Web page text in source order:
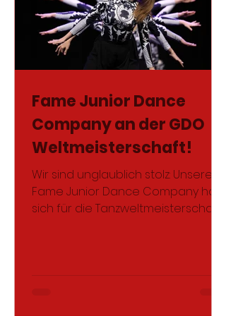
Fame Junior Dance
Company an der GDO
Weltmeisterschaft!
Wir sind unglaublich stolz: Unsere
Fame Junior Dance Company hat
sich für die Tanzweltmeisterschaft